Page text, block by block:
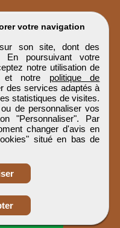
votre navigation
son site, dont des
En poursuivant votre
notre utilisation de
et notre politique de
des services adaptés à
statistiques de visites.
de personnaliser vos
"Personnaliser". Par
changer d'avis en
situé en bas de
1999 - 2026